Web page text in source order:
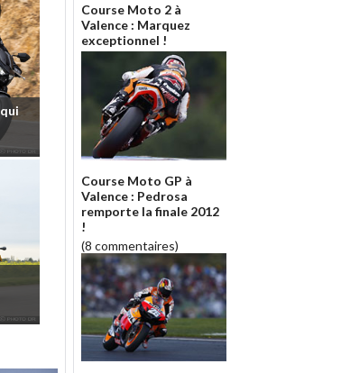
qui
Course Moto 2 à
Valence : Marquez
exceptionnel !
Course Moto GP à
Valence : Pedrosa
remporte la finale 2012
!
(8 commentaires)